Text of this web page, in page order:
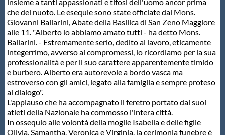
Sostenibilità
Privacy
Cookie Policy
Archivio News
Flash News
che del nuoto. Le esequie sono state officiate dal Mons.
Giovanni Ballarini, Abate della Basilica di San Zeno Maggiore
alle 11. "Alberto lo abbiamo amato tutti - ha detto Mons.
Ballarini. - Estremamente serio, dedito al lavoro, eticamente
integerrimo, avverso ai compromessi, lo ricordiamo per la sua
professionalità e per il suo carattere apparentemente timido
e burbero. Alberto era autorevole a bordo vasca ma
estroverso con gli amici, legato alla famiglia e sempre proteso
al dialogo".
L'applauso che ha accompagnato il feretro portato dai suoi
atleti della Nazionale ha commosso l'intera città.
In ossequio alle volontà della moglie Isabella e delle figlie
Olivia, Samantha, Veronica e Virginia, la cerimonia funebre è